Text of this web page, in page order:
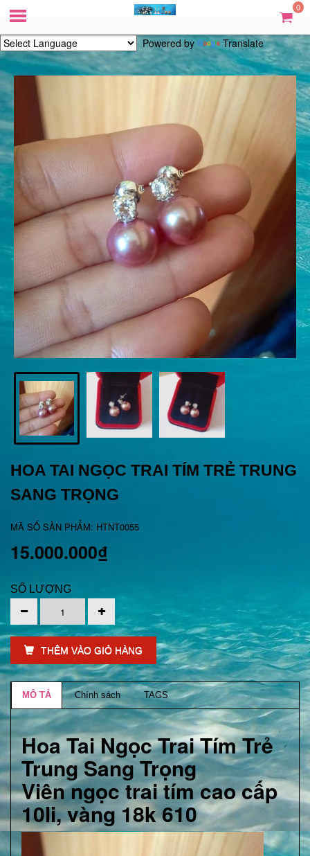
0
Powered by Translate
HOA TAI NGỌC TRAI TÍM TRẺ TRUNG
SANG TRỌNG
MÃ SỐ SẢN PHẨM: HTNT0055
15.000.000₫
SỐ LƯỢNG
THÊM VÀO GIỎ HÀNG
MÔ TẢ Chính sách TAGS
Hoa Tai Ngọc Trai Tím Trẻ
Trung Sang Trọng
Viên ngọc trai tím cao cấp
10li, vàng 18k 610